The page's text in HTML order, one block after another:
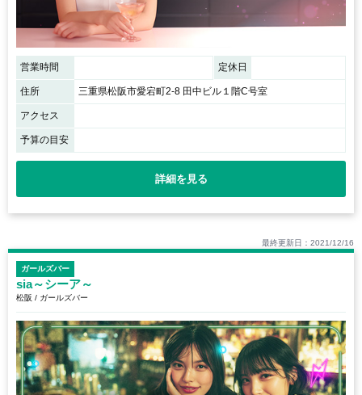
営業時間 定休日
住所 三重県松阪市愛宕町2-8 田中ビル１階C号室
アクセス
予算の目安
詳細を見る
最終更新日：2021/12/16
ガールズバー
sia～シーア～
松阪 / ガールズバー